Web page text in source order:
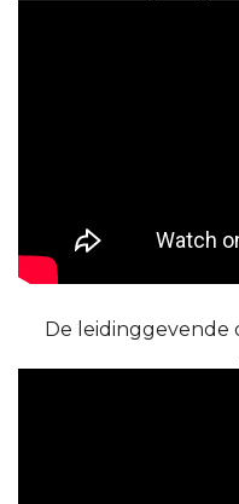
De leidinggevende